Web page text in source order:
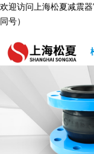
欢迎访问上海松夏减震
同号）